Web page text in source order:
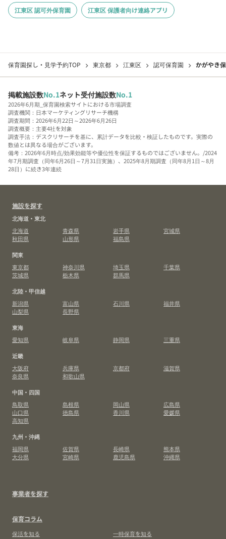
江東区 認可外保育園 江東区 保護者向け連絡アプリ
保育園探し・見学予約TOP chevron_right 東京都 chevron_right 江東区 chevron_right 認可保育園 chevron_right かがやき
掲載施設数No.1ネット受付施設数No.1
2026年6月期_保育園検索サイトにおける市場調査
調査機関：日本マーケティングリサーチ機構
調査期間：2026年6月22日～2026年6月26日
調査概要：主要4社を対象
調査手法：デスクリサーチを基に、累計データを比較・検証したものです。実際の
数値とは異なる場合がございます。
備考：2026年6月時点/効果効能等や優位性を保証するものではございません。/2024
年7月期調査（同年6月26日～7月31日実施）、2025年8月期調査（同年8月1日～8月
28日）に続き3年連続
施設を探す
北海道・東北
北海道
青森県 岩手県
宮城県
秋田県
山形県
福島県
関東
東京都
神奈川県 埼玉県
千葉県
茨城県
栃木県
群馬県
北陸・甲信越
新潟県
富山県 石川県
福井県
山梨県
長野県
東海
愛知県
岐阜県 静岡県
三重県
近畿
大阪府
兵庫県 京都府
滋賀県
奈良県
和歌山県
中国・四国
鳥取県
島根県 岡山県
広島県
山口県
徳島県 香川県
愛媛県
高知県
九州・沖縄
福岡県
佐賀県 長崎県
熊本県
大分県
宮崎県 鹿児島県 沖縄県
事業者を探す
保育コラム
保活を知る
一時保育を知る